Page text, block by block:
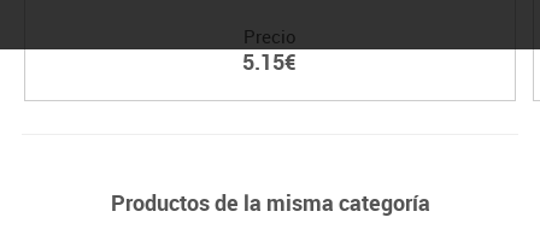
Precio
5.15€
Productos de la misma categoría